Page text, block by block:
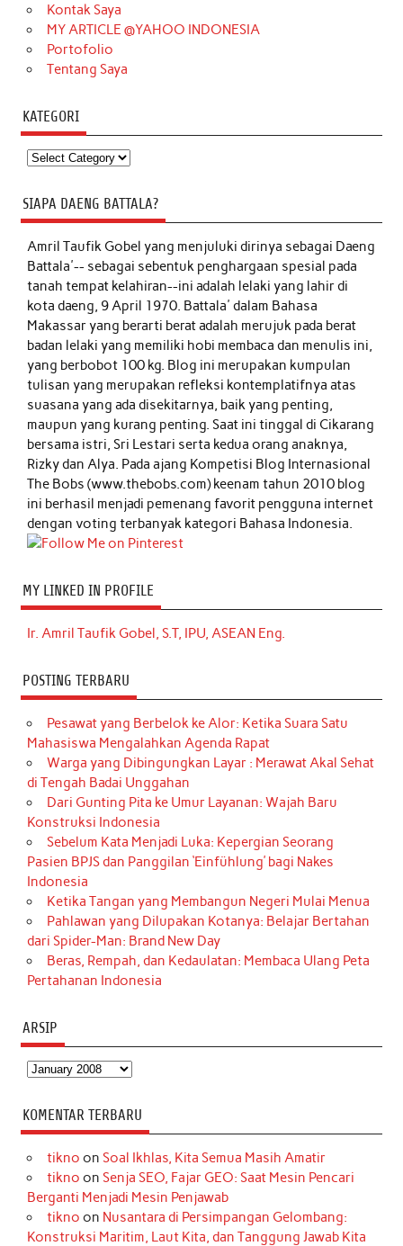
Kontak Saya
MY ARTICLE @YAHOO INDONESIA
Portofolio
Tentang Saya
KATEGORI
Kategori
SIAPA DAENG BATTALA?
Amril Taufik Gobelyang menjuluki dirinya sebagai Daeng
Battala'-- sebagai sebentuk penghargaan spesial pada
tanah tempat kelahiran--ini adalah lelaki yang lahir di
kota daeng, 9 April 1970. Battala' dalam Bahasa
Makassar yang berarti berat adalah merujuk pada berat
badan lelaki yang memiliki hobi membaca dan menulis ini,
yang berbobot 100 kg. Blog ini merupakan kumpulan
tulisan yang merupakan refleksi kontemplatifnya atas
suasana yang ada disekitarnya, baik yang penting,
maupun yang kurang penting. Saat ini tinggal di Cikarang
bersama istri, Sri Lestari serta kedua orang anaknya,
Rizky dan Alya. Pada ajang Kompetisi Blog Internasional
The Bobs (www.thebobs.com) keenam tahun 2010 blog
ini berhasil menjadi pemenang favorit pengguna internet
dengan voting terbanyak kategori Bahasa Indonesia.
MY LINKED IN PROFILE
Ir. Amril Taufik Gobel, S.T, IPU, ASEAN Eng.
POSTING TERBARU
Pesawat yang Berbelok ke Alor: Ketika Suara Satu
Mahasiswa Mengalahkan Agenda Rapat
Warga yang Dibingungkan Layar : Merawat Akal Sehat
di Tengah Badai Unggahan
Dari Gunting Pita ke Umur Layanan: Wajah Baru
Konstruksi Indonesia
Sebelum Kata Menjadi Luka: Kepergian Seorang
Pasien BPJS dan Panggilan ‘Einfühlung’ bagi Nakes
Indonesia
Ketika Tangan yang Membangun Negeri Mulai Menua
Pahlawan yang Dilupakan Kotanya: Belajar Bertahan
dari Spider-Man: Brand New Day
Beras, Rempah, dan Kedaulatan: Membaca Ulang Peta
Pertahanan Indonesia
ARSIP
Arsip
KOMENTAR TERBARU
tikno on Soal Ikhlas, Kita Semua Masih Amatir
tikno on Senja SEO, Fajar GEO: Saat Mesin Pencari
Berganti Menjadi Mesin Penjawab
tikno on Nusantara di Persimpangan Gelombang:
Konstruksi Maritim, Laut Kita, dan Tanggung Jawab Kita